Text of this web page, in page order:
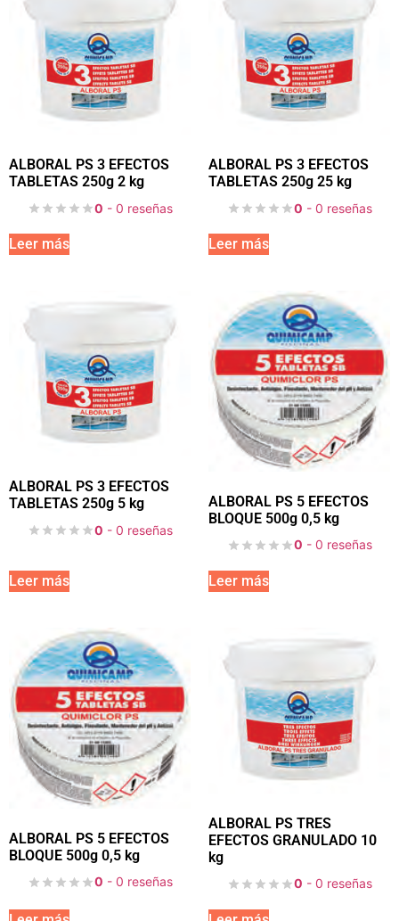
ALBORAL PS 3 EFECTOS
TABLETAS 250g 2 kg
0 - 0 reseñas
Leer más
ALBORAL PS 3 EFECTOS
TABLETAS 250g 25 kg
0 - 0 reseñas
Leer más
ALBORAL PS 3 EFECTOS
TABLETAS 250g 5 kg
0 - 0 reseñas
Leer más
ALBORAL PS 5 EFECTOS
BLOQUE 500g 0,5 kg
0 - 0 reseñas
Leer más
ALBORAL PS 5 EFECTOS
BLOQUE 500g 0,5 kg
0 - 0 reseñas
ALBORAL PS TRES
EFECTOS GRANULADO 10
kg
0 - 0 reseñas